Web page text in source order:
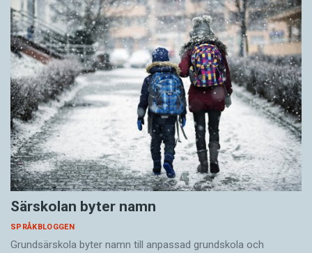
Särskolan byter namn
SPRÅKBLOGGEN
Grundsärskola byter namn till anpassad grundskola och